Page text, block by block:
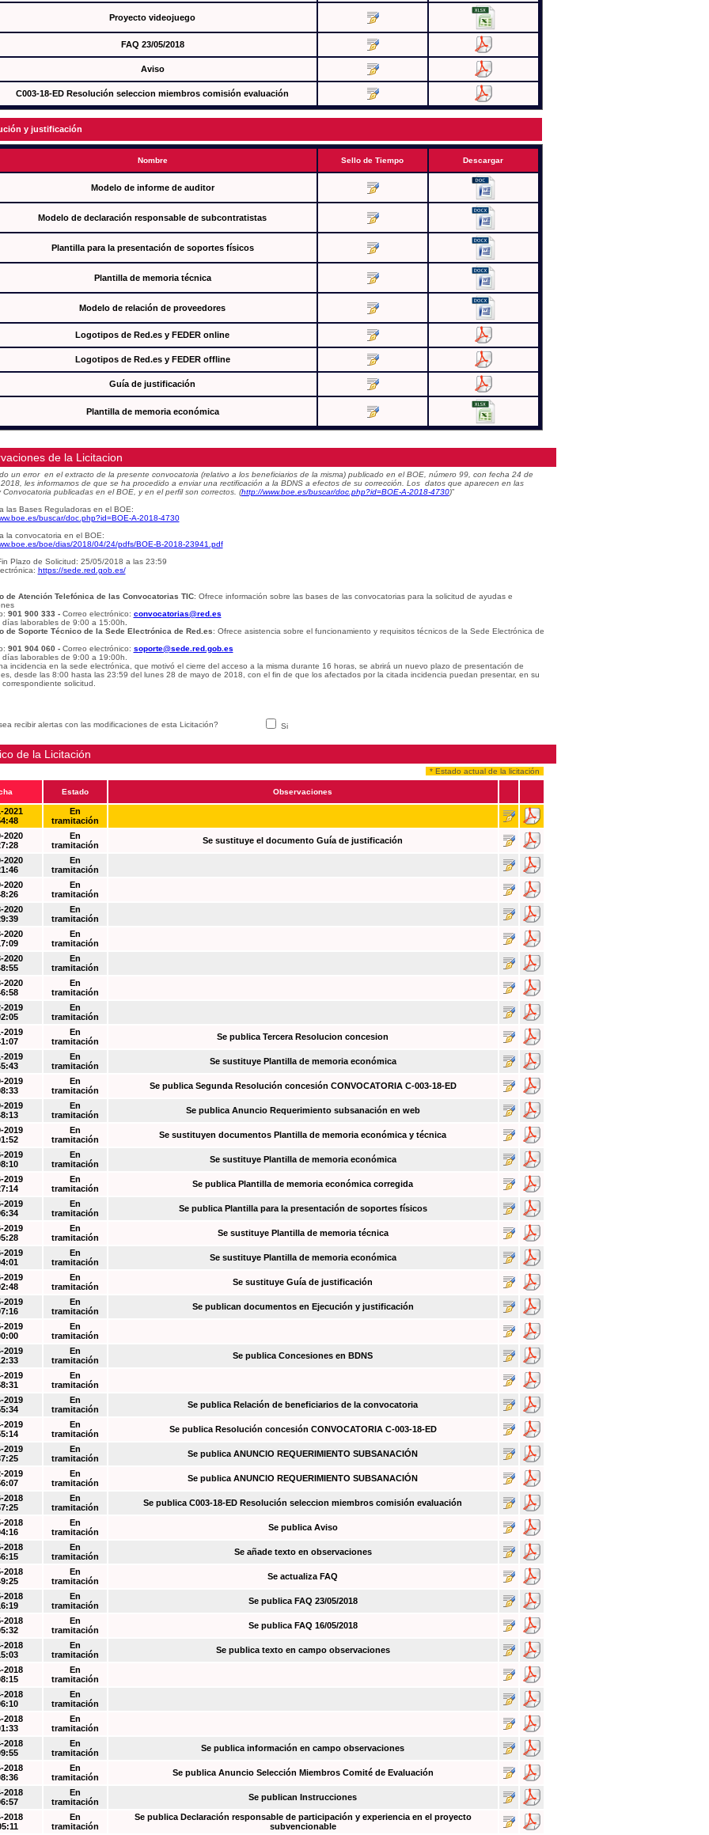
Proyecto videojuego
FAQ 23/05/2018
Aviso
C003-18-ED Resolución seleccion miembros comisión evaluación
y justificación
Nombre Sello de Tiempo Descargar
Modelo de informe de auditor
Modelo de declaración responsable de subcontratistas
Plantilla para la presentación de soportes físicos
Plantilla de memoria técnica
Modelo de relación de proveedores
Logotipos de Red.es y FEDER online
Logotipos de Red.es y FEDER offline
Guía de justificación
Plantilla de memoria económica
de la Licitacion
un error en el extracto de la presente convocatoria (relativo a los beneficiarios de la misma) publicado en el BOE, número 99, con fecha 24 de
les informamos de que se ha procedido a enviar una rectificación a la BDNS a efectos de su corrección. Los datos que aparecen en las
Convocatoria publicadas en el BOE, y en el perfil son correctos. (http://www.boe.es/buscar/doc.php?id=BOE-A-2018-4730)”
las Bases Reguladoras en el BOE:
buscar/doc.php?id=BOE-A-2018-4730
la convocatoria en el BOE:
boe/dias/2018/04/24/pdfs/BOE-B-2018-23941.pdf
Plazo de Solicitud: 25/05/2018 a las 23:59
https://sede.red.gob.es/
de Atención Telefónica de las Convocatorias TIC: Ofrece información sobre las bases de las convocatorias para la solicitud de ayudas e
901 900 333 - Correo electrónico: convocatorias@red.es
días laborables de 9:00 a 15:00h
de Soporte Técnico de la Sede Electrónica de Red.es: Ofrece asistencia sobre el funcionamiento y requisitos técnicos de la Sede Electrónica de
901 904 060 - Correo electrónico: soporte@sede.red.gob.es
días laborables de 9:00 a 19:00h.
incidencia en la sede electrónica, que motivó el cierre del acceso a la misma durante 16 horas, se abrirá un nuevo plazo de presentación de
desde las 8:00 hasta las 23:59 del lunes 28 de mayo de 2018, con el fin de que los afectados por la citada incidencia puedan presentar, en su
solicitud.
recibir alertas con las modificaciones de esta Licitación? Si
de la Licitación
* Estado actual de la licitación
Estado Observaciones
2021
En
tramitación
2020
En
tramitación
Se sustituye el documento Guía de justificación
2020
En
tramitación
2020
En
tramitación
2020
En
tramitación
2020
En
tramitación
2020
En
tramitación
2020
En
tramitación
2019
En
tramitación
2019
En
tramitación
Se publica Tercera Resolucion concesion
2019
En
tramitación
Se sustituye Plantilla de memoria económica
2019
En
tramitación
Se publica Segunda Resolución concesión CONVOCATORIA C-003-18-ED
2019
En
tramitación
Se publica Anuncio Requerimiento subsanación en web
2019
En
tramitación
Se sustituyen documentos Plantilla de memoria económica y técnica
2019
En
tramitación
Se sustituye Plantilla de memoria económica
2019
En
tramitación
Se publica Plantilla de memoria económica corregida
2019
En
tramitación
Se publica Plantilla para la presentación de soportes físicos
2019
En
tramitación
Se sustituye Plantilla de memoria técnica
2019
En
tramitación
Se sustituye Plantilla de memoria económica
2019
En
tramitación
Se sustituye Guía de justificación
2019
En
tramitación
Se publican documentos en Ejecución y justificación
2019
En
tramitación
2019
En
tramitación
Se publica Concesiones en BDNS
2019
En
tramitación
2019
En
tramitación
Se publica Relación de beneficiarios de la convocatoria
2019
En
tramitación
Se publica Resolución concesión CONVOCATORIA C-003-18-ED
2019
En
tramitación
Se publica ANUNCIO REQUERIMIENTO SUBSANACIÓN
2019
En
tramitación
Se publica ANUNCIO REQUERIMIENTO SUBSANACIÓN
2018
En
tramitación
Se publica C003-18-ED Resolución seleccion miembros comisión evaluación
2018
En
tramitación
Se publica Aviso
2018
En
tramitación
Se añade texto en observaciones
2018
En
tramitación
Se actualiza FAQ
2018
En
tramitación
Se publica FAQ 23/05/2018
2018
En
tramitación
Se publica FAQ 16/05/2018
2018
En
tramitación
Se publica texto en campo observaciones
2018
En
tramitación
2018
En
tramitación
2018
En
tramitación
2018
En
tramitación
Se publica información en campo observaciones
2018
En
tramitación
Se publica Anuncio Selección Miembros Comité de Evaluación
2018
En
tramitación
Se publican Instrucciones
2018
En
tramitación
Se publica Declaración responsable de participación y experiencia en el proyecto
subvencionable